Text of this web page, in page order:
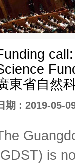
東省自然
期 : 2019-05-
is